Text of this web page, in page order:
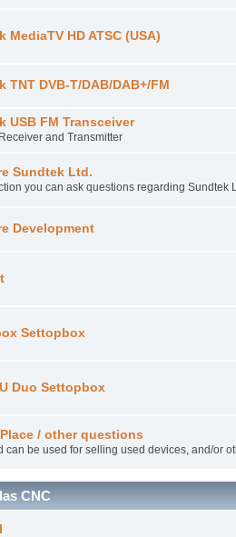
MediaTV HD ATSC (USA)
TNT DVB-T/DAB/DAB+/FM
USB FM Transceiver
and Transmitter
Sundtek Ltd.
you can ask questions regarding Sundtek
Development
Settopbox
Duo Settopbox
/ other questions
can be used for selling used devices, and/or
CNC